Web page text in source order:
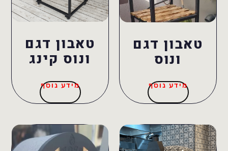
טאבון דגם
ונוס
מידע נוסף
טאבון דגם
ונוס קינג
מידע נוסף